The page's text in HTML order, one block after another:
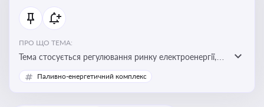
ПРО ЩО ТЕМА:
Тема стосується регулювання ринку електроенергії,
включаючи її виробництво, постачання та фінансові
стимули для відновлюваної енергетики
Паливно-енергетичний комплекс